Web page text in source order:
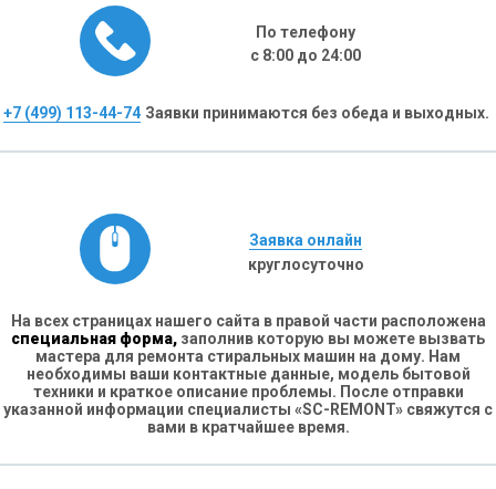
По телефону
с 8:00 до 24:00
+7 (499) 113-44-74 Заявки принимаются без обеда и выходных.
Заявка онлайн
круглосуточно
На всех страницах нашего сайта в правой части расположена
специальная форма, заполнив которую вы можете вызвать
мастера для ремонта стиральных машин на дому. Нам
необходимы ваши контактные данные, модель бытовой
техники и краткое описание проблемы. После отправки
указанной информации специалисты «SC-REMONT» свяжутся с
вами в кратчайшее время.